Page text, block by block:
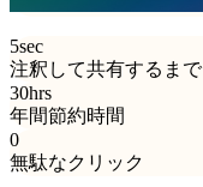
5sec
注釈して共有するまで
30hrs
年間節約時間
0
無駄なクリック